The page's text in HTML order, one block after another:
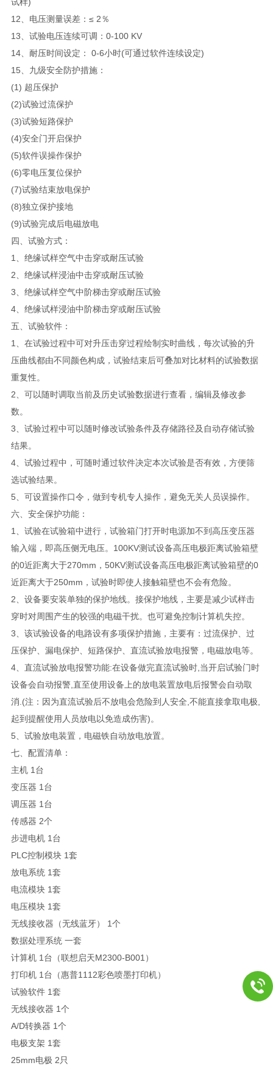
12、电压测量误差：≤ 2％
13、试验电压连续可调：0-100 KV
14、耐压时间设定： 0-6小时(可通过软件连续设定)
15、九级安全防护措施：
(1) 超压保护
(2)试验过流保护
(3)试验短路保护
(4)安全门开启保护
(5)软件误操作保护
(6)零电压复位保护
(7)试验结束放电保护
(8)独立保护接地
(9)试验完成后电磁放电
四、试验方式：
1、绝缘试样空气中击穿或耐压试验
2、绝缘试样浸油中击穿或耐压试验
3、绝缘试样空气中阶梯击穿或耐压试验
4、绝缘试样浸油中阶梯击穿或耐压试验
五、试验软件：
1、在试验过程中可对升压击穿过程绘制实时曲线，每次试验的升
压曲线都由不同颜色构成，试验结束后可叠加对比材料的试验数据
重复性。
2、可以随时调取当前及历史试验数据进行查看，编辑及修改参
数。
3、试验过程中可以随时修改试验条件及存储路径及自动存储试验
结果。
4、试验过程中，可随时通过软件决定本次试验是否有效，方便筛
选试验结果。
5、可设置操作口令，做到专机专人操作，避免无关人员误操作。
六、安全保护功能：
1、试验在试验箱中进行，试验箱门打开时电源加不到高压变压器
输入端，即高压侧无电压。100KV测试设备高压电极距离试验箱壁
的0近距离大于270mm，50KV测试设备高压电极距离试验箱壁的0
近距离大于250mm，试验时即使人接触箱壁也不会有危险。
2、设备要安装单独的保护地线。接保护地线，主要是减少试样击
穿时对周围产生的较强的电磁干扰。也可避免控制计算机失控。
3、该试验设备的电路设有多项保护措施，主要有：过流保护、过
压保护、漏电保护、短路保护、直流试验放电报警，电磁放电等。
4、直流试验放电报警功能:在设备做完直流试验时,当开启试验门时
设备会自动报警,直至使用设备上的放电装置放电后报警会自动取
消.(注：因为直流试验后不放电会危险到人安全,不能直接拿取电极,
起到提醒使用人员放电以免造成伤害)。
5、试验放电装置，电磁铁自动放电放置。
七、配置清单：
主机 1台
变压器 1台
调压器 1台
传感器 2个
步进电机 1台
PLC控制模块 1套
放电系统 1套
电流模块 1套
电压模块 1套
无线接收器（无线蓝牙） 1个
数据处理系统 一套
计算机 1台（联想启天M2300-B001）
打印机 1台（惠普1112彩色喷墨打印机）
试验软件 1套
无线接收器 1个
A/D转换器 1个
电极支架 1套
25mm电极 2只